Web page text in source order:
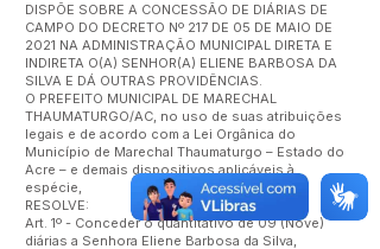
DISPÕE SOBRE A CONCESSÃO DE DIÁRIAS DE
CAMPO DO DECRETO Nº 217 DE 05 DE MAIO DE
2021 NA ADMINISTRAÇÃO MUNICIPAL DIRETA E
INDIRETA O(A) SENHOR(A) ELIENE BARBOSA DA
SILVA E DÁ OUTRAS PROVIDÊNCIAS.
O PREFEITO MUNICIPAL DE MARECHAL
THAUMATURGO/AC, no uso de suas atribuições
legais e de acordo com a Lei Orgânica do
Município de Marechal Thaumaturgo – Estado do
Acre – e demais dispositivos aplicáveis à
espécie,
RESOLVE:
Art. 1º - Conceder o quantitativo de 09 (Nove)
diárias a Senhora Eliene Barbosa da Silva,